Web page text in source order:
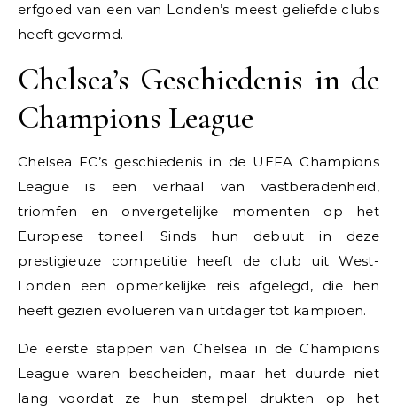
erfgoed van een van Londen’s meest geliefde clubs
heeft gevormd.
Chelsea’s Geschiedenis in de
Champions League
Chelsea FC’s geschiedenis in de UEFA Champions
League is een verhaal van vastberadenheid,
triomfen en onvergetelijke momenten op het
Europese toneel. Sinds hun debuut in deze
prestigieuze competitie heeft de club uit West-
Londen een opmerkelijke reis afgelegd, die hen
heeft gezien evolueren van uitdager tot kampioen.
De eerste stappen van Chelsea in de Champions
League waren bescheiden, maar het duurde niet
lang voordat ze hun stempel drukten op het